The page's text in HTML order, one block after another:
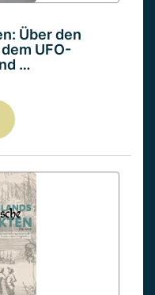
Über den
UFO-
…